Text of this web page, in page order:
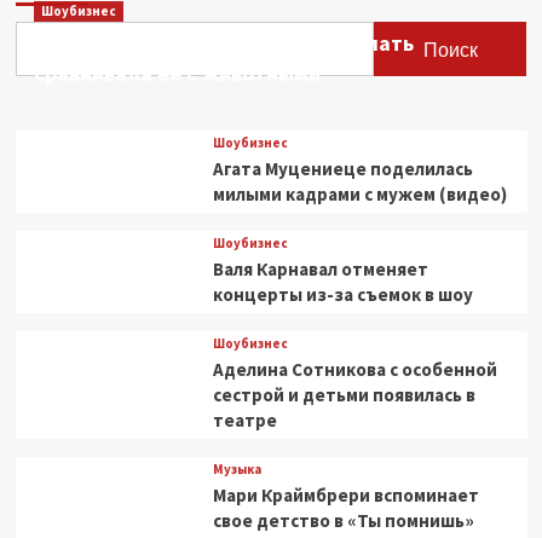
Поиск
Шоубизнес
Этери Тутберидзе заявила, что мать
сравнивала ее с животными
Шоубизнес
Агата Муцениеце поделилась
милыми кадрами с мужем (видео)
Шоубизнес
Валя Карнавал отменяет
концерты из-за съемок в шоу
Шоубизнес
Аделина Сотникова с особенной
сестрой и детьми появилась в
театре
Музыка
Мари Краймбрери вспоминает
свое детство в «Ты помнишь»